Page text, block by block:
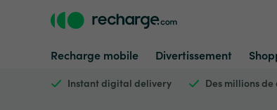
Recharge mobile Divertissement
Instant digital delivery Des millions